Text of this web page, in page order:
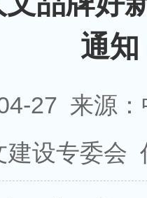
通知
27 来源
建设专委会